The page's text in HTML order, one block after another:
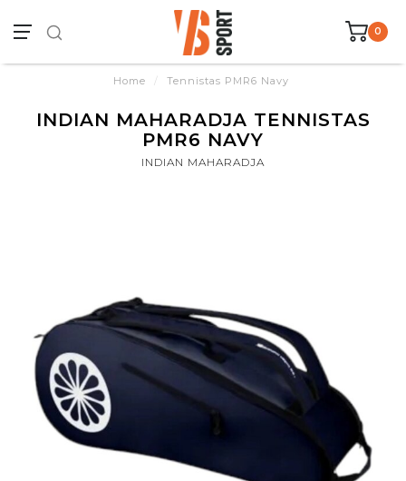
0
Home / Tennistas PMR6 Navy
INDIAN MAHARADJA TENNISTAS
PMR6 NAVY
INDIAN MAHARADJA